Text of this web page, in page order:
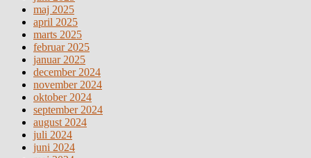
maj 2025
april 2025
marts 2025
februar 2025
januar 2025
december 2024
november 2024
oktober 2024
september 2024
august 2024
juli 2024
juni 2024